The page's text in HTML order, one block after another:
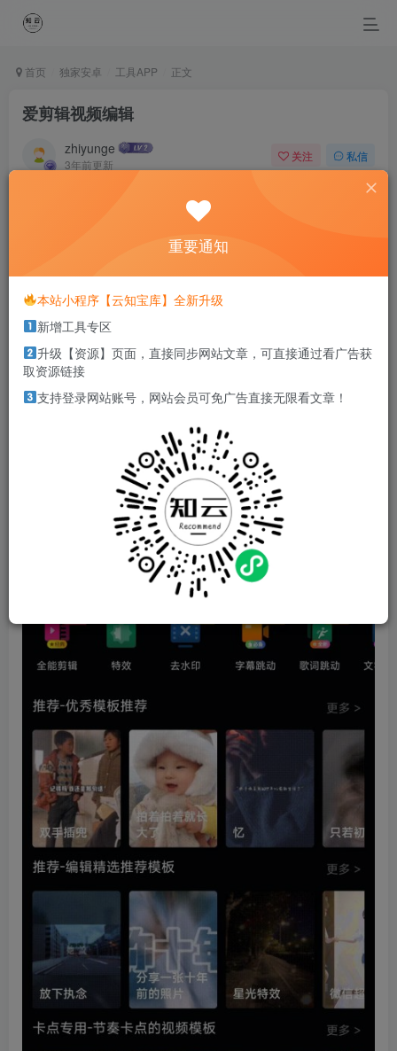
首页 独家安卓 工具APP 正文
爱剪辑视频编辑
zhiyunge
3年前更新
关注 私信
Every day is beautiful if you choose to see it.
如果你愿意去发现，其实每一天都很美
本站部分资源打包为压缩包以方便分享，涉及较多
击解压密码
适用系统：安卓
重要通知
本站小程序【云知宝库】全新升级
新增工具专区
升级【资源】页面，直接同步网站文章，可直接通过看广告获
取资源链接
支持登录网站账号，网站会员可免广告直接无限看文章！